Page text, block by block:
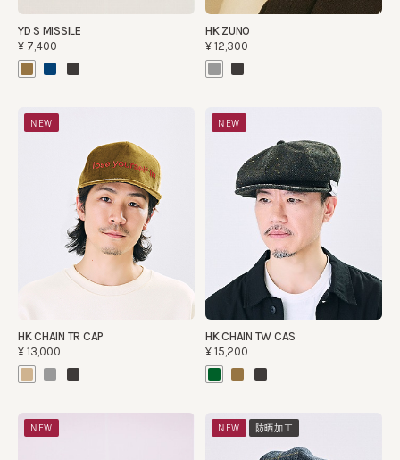
YD S MISSILE
¥7,400
HK ZUNO
¥12,300
NEW
HK CHAIN TR CAP
¥13,000
NEW
HK CHAIN TW CAS
¥15,200
NEW NEW 防晒加工